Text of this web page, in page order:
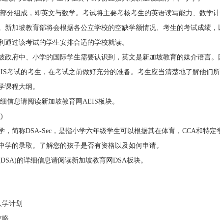
分组成，即英文与数学。考试将主要考核考生的英语读写能力、数学
新加坡教育部将会根据各公立学校的空缺学额情况、考生的考试成绩，
通过该考试的学生安排合适的学校就读。
政府中、小学的国际学生需要认识到，英文是新加坡教育的媒介语言。
考试的考生，在考试之前做好充分的准备。考生应当清楚地了解他们
课程大纲。
信息请阅读新加坡教育网AEIS板块。
，简称DSA-Sec，是指小学六年级学生可以根据其在体育，CCA和特定
学的录取。了解您的孩子是否有资格以及如何申请。
的详细信息请阅读新加坡教育网DSA板块。
计划
略